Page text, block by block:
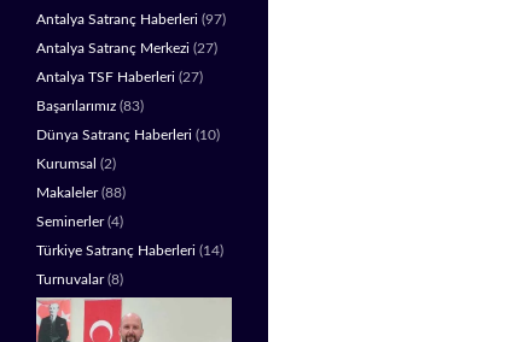
Antalya Satranç Haberleri (97)
Antalya Satranç Merkezi (27)
Antalya TSF Haberleri (27)
Başarılarımız (83)
Dünya Satranç Haberleri (10)
Kurumsal (2)
Makaleler(88)
Seminerler(4)
Türkiye Satranç Haberleri (14)
Turnuvalar(8)